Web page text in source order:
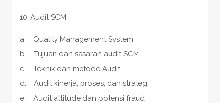
10. Audit SCM
a. Quality Management System
b. Tujuan dan sasaran audit SCM
c. Teknik dan metode Audit
d. Audit kinerja, proses, dan strategi
e. Audit attitude dan potensi fraud